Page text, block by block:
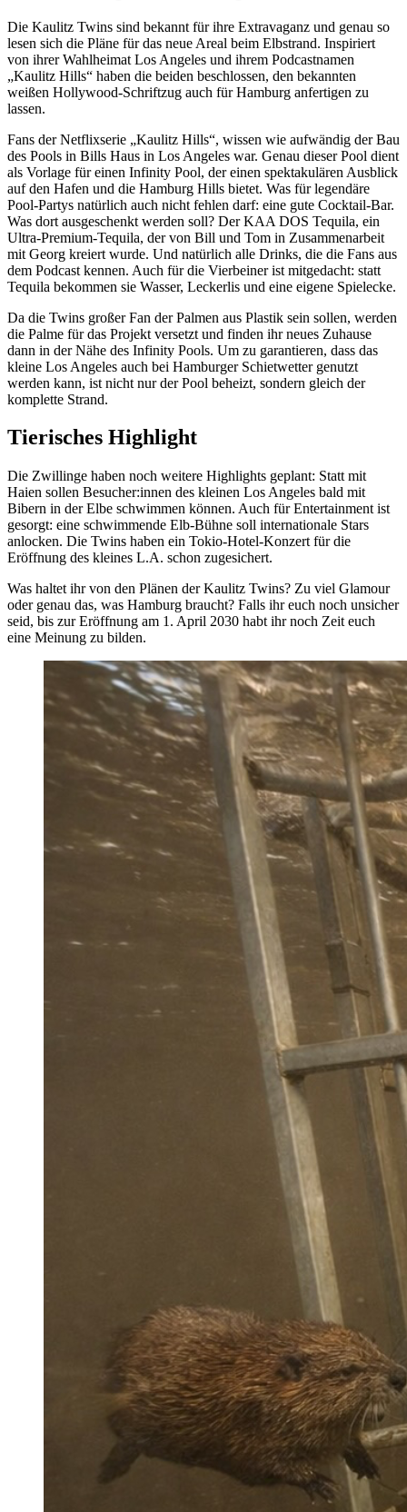
Die Kaulitz Twins sind bekannt für ihre Extravaganz und genau so
lesen sich die Pläne für das neue Areal beim Elbstrand. Inspiriert
von ihrer Wahlheimat Los Angeles und ihrem Podcastnamen
„Kaulitz Hills“ haben die beiden beschlossen, den bekannten
weißen Hollywood-Schriftzug auch für Hamburg anfertigen zu
lassen.
Fans der Netflixserie „Kaulitz Hills“, wissen wie aufwändig der Bau
des Pools in Bills Haus in Los Angeles war. Genau dieser Pool dient
als Vorlage für einen Infinity Pool, der einen spektakulären Ausblick
auf den Hafen und die Hamburg Hills bietet. Was für legendäre
Pool-Partys natürlich auch nicht fehlen darf: eine gute Cocktail-Bar.
Was dort ausgeschenkt werden soll? Der KAA DOS Tequila, ein
Ultra-Premium-Tequila, der von Bill und Tom in Zusammenarbeit
mit Georg kreiert wurde. Und natürlich alle Drinks, die die Fans aus
dem Podcast kennen. Auch für die Vierbeiner ist mitgedacht: statt
Tequila bekommen sie Wasser, Leckerlis und eine eigene Spielecke.
Da die Twins großer Fan der Palmen aus Plastik sein sollen, werden
die Palme für das Projekt versetzt und finden ihr neues Zuhause
dann in der Nähe des Infinity Pools. Um zu garantieren, dass das
kleine Los Angeles auch bei Hamburger Schietwetter genutzt
werden kann, ist nicht nur der Pool beheizt, sondern gleich der
komplette Strand.
Tierisches Highlight
Die Zwillinge haben noch weitere Highlights geplant: Statt mit
Haien sollen Besucher:innen des kleinen Los Angeles bald mit
Bibern in der Elbe schwimmen können. Auch für Entertainment ist
gesorgt: eine schwimmende Elb-Bühne soll internationale Stars
anlocken. Die Twins haben ein Tokio-Hotel-Konzert für die
Eröffnung des kleines L.A. schon zugesichert.
Was haltet ihr von den Plänen der Kaulitz Twins? Zu viel Glamour
oder genau das, was Hamburg braucht? Falls ihr euch noch unsicher
seid, bis zur Eröffnung am 1. April 2030 habt ihr noch Zeit euch
eine Meinung zu bilden.